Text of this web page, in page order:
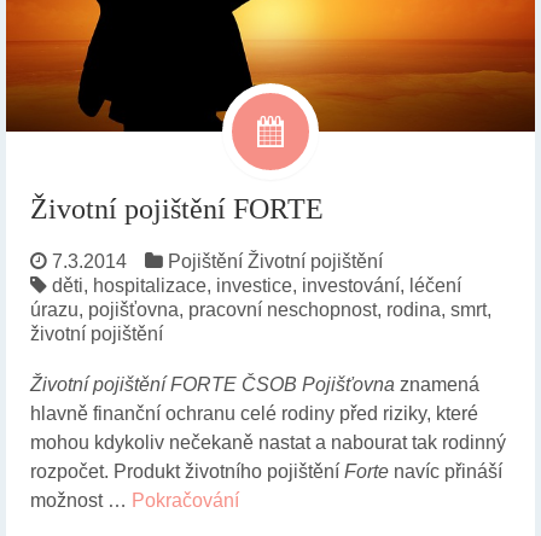
Životní pojištění FORTE
7.3.2014 Pojištění Životní pojištění
děti, hospitalizace, investice, investování, léčení
úrazu, pojišťovna, pracovní neschopnost, rodina, smrt,
životní pojištění
Životní pojištění FORTE ČSOB Pojišťovna znamená
hlavně finanční ochranu celé rodiny před riziky, které
mohou kdykoliv nečekaně nastat a nabourat tak rodinný
rozpočet. Produkt životního pojištění Forte navíc přináší
možnost … Pokračování